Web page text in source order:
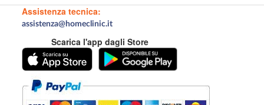
Assistenza tecnica:
assistenza@homeclinic.it
Scarica l'app dagli Store